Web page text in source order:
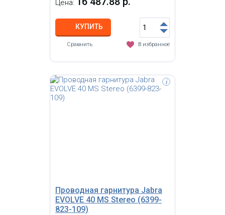
Цена:
КУПИТЬ
Сравнить В избранное
Проводная гарнитура Jabra
EVOLVE 40 MS Stereo (6399-
823-109)
i